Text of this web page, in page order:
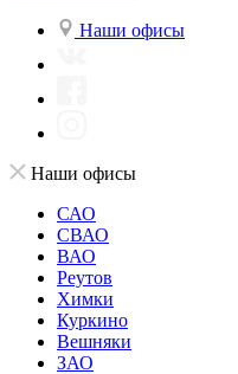
Наши офисы
Наши офисы
САО
СВАО
ВАО
Реутов
Химки
Куркино
Вешняки
ЗАО